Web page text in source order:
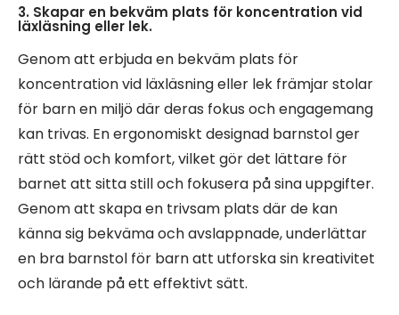
3. Skapar en bekväm plats för koncentration vid
läxläsning eller lek.
Genom att erbjuda en bekväm plats för
koncentration vid läxläsning eller lek främjar stolar
för barn en miljö där deras fokus och engagemang
kan trivas. En ergonomiskt designad barnstol ger
rätt stöd och komfort, vilket gör det lättare för
barnet att sitta still och fokusera på sina uppgifter.
Genom att skapa en trivsam plats där de kan
känna sig bekväma och avslappnade, underlättar
en bra barnstol för barn att utforska sin kreativitet
och lärande på ett effektivt sätt.